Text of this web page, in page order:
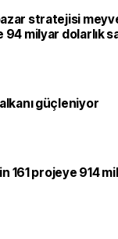
stratejisi
milyar dolarlık
güçleniyor
161 projeye 914